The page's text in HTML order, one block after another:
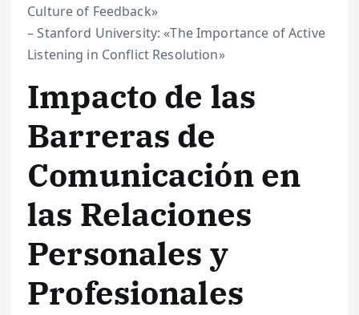
Culture of Feedback»
– Stanford University: «The Importance of Active
Listening in Conflict Resolution»
Impacto de las
Barreras de
Comunicación en
las Relaciones
Personales y
Profesionales